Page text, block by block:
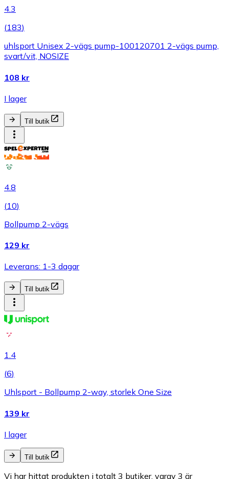
4.3
(183)
uhlsport Unisex 2-vägs pump-100120701 2-vägs pump,
svart/vit, NOSIZE
108 kr
I lager
Till butik
4.8
(10)
Bollpump 2-vägs
129 kr
Leverans: 1-3 dagar
Till butik
1.4
(6)
Uhlsport - Bollpump 2-way, storlek One Size
139 kr
I lager
Till butik
Vi har hittat produkten i totalt 3 butiker, varav 3 är